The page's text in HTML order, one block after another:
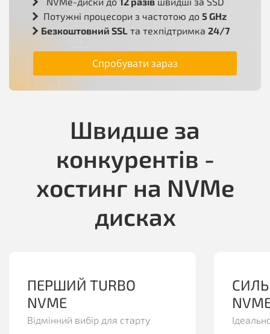
Потужні процесори з частотою до 5 GHz
Безкоштовний SSLта техпідтримка 24/7
Спробувати зараз
Швидше за
конкурентів -
хостинг на NVMe
дисках
ПЕРШИЙ TURBO
NVME
Відмінний вибір для старту